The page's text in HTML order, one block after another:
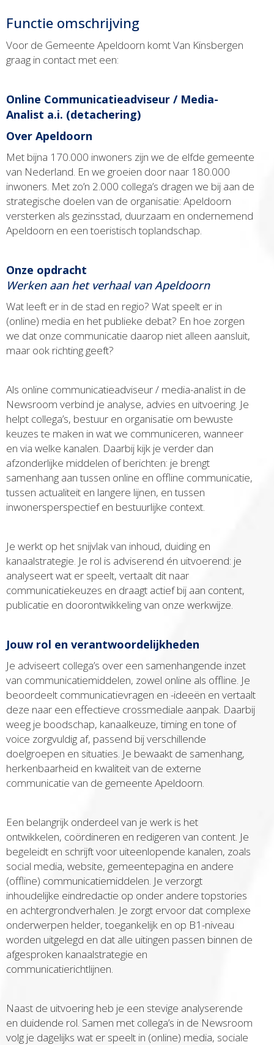
Functie omschrijving
Voor de Gemeente Apeldoorn komt Van Kinsbergen
graag in contact met een:
Online Communicatieadviseur / Media-
Analist a.i. (detachering)
Over Apeldoorn
Met bijna 170.000 inwoners zijn we de elfde gemeente
van Nederland. En we groeien door naar 180.000
inwoners. Met zo’n 2.000 collega’s dragen we bij aan de
strategische doelen van de organisatie: Apeldoorn
versterken als gezinsstad, duurzaam en ondernemend
Apeldoorn en een toeristisch toplandschap.
Onze opdracht
Werken aan het verhaal van Apeldoorn
Wat leeft er in de stad en regio? Wat speelt er in
(online) media en het publieke debat? En hoe zorgen
we dat onze communicatie daarop niet alleen aansluit,
maar ook richting geeft?
Als online communicatieadviseur / media-analist in de
Newsroom verbind je analyse, advies en uitvoering. Je
helpt collega’s, bestuur en organisatie om bewuste
keuzes te maken in wat we communiceren, wanneer
en via welke kanalen. Daarbij kijk je verder dan
afzonderlijke middelen of berichten: je brengt
samenhang aan tussen online en offline communicatie,
tussen actualiteit en langere lijnen, en tussen
inwonersperspectief en bestuurlijke context.
Je werkt op het snijvlak van inhoud, duiding en
kanaalstrategie. Je rol is adviserend én uitvoerend: je
analyseert wat er speelt, vertaalt dit naar
communicatiekeuzes en draagt actief bij aan content,
publicatie en doorontwikkeling van onze werkwijze.
Jouw rol en verantwoordelijkheden
Je adviseert collega’s over een samenhangende inzet
van communicatiemiddelen, zowel online als offline. Je
beoordeelt communicatievragen en -ideeën en vertaalt
deze naar een effectieve crossmediale aanpak. Daarbij
weeg je boodschap, kanaalkeuze, timing en tone of
voice zorgvuldig af, passend bij verschillende
doelgroepen en situaties. Je bewaakt de samenhang,
herkenbaarheid en kwaliteit van de externe
communicatie van de gemeente Apeldoorn.
Een belangrijk onderdeel van je werk is het
ontwikkelen, coördineren en redigeren van content. Je
begeleidt en schrijft voor uiteenlopende kanalen, zoals
social media, website, gemeentepagina en andere
(offline) communicatiemiddelen. Je verzorgt
inhoudelijke eindredactie op onder andere topstories
en achtergrondverhalen. Je zorgt ervoor dat complexe
onderwerpen helder, toegankelijk en op B1-niveau
worden uitgelegd en dat alle uitingen passen binnen de
afgesproken kanaalstrategie en
communicatierichtlijnen.
Naast de uitvoering heb je een stevige analyserende
en duidende rol. Samen met collega’s in de Newsroom
volg je dagelijks wat er speelt in (online) media, sociale